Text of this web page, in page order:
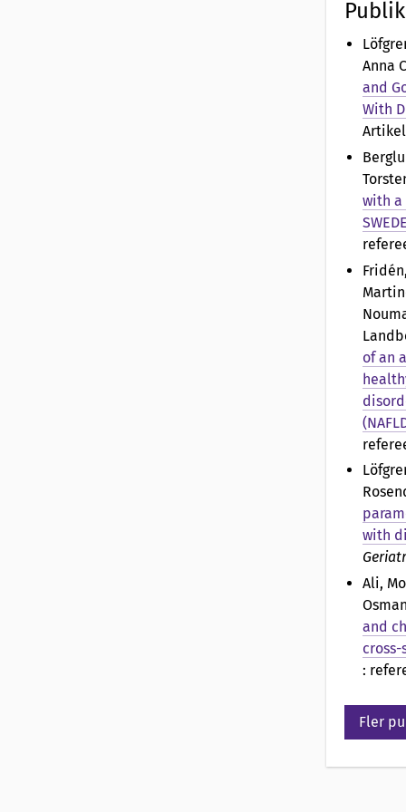
Anna
and
With
with a
of an
with
Ali,
and
:
Fler